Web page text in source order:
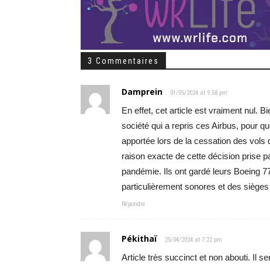
3 Commentaires
Damprein 01/05/2024 at 9:58 pm
En effet, cet article est vraiment nul.
société qui a repris ces Airbus, pour
apportée lors de la cessation des vols
raison exacte de cette décision prise
pandémie. Ils ont gardé leurs Boeing
particulièrement sonores et des
Répondre
Pékithaï 25/04/2024 at 7:22 pm
Article très succinct et non abouti. Il